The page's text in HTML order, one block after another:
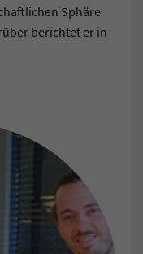
Sphäre
berichtet er in